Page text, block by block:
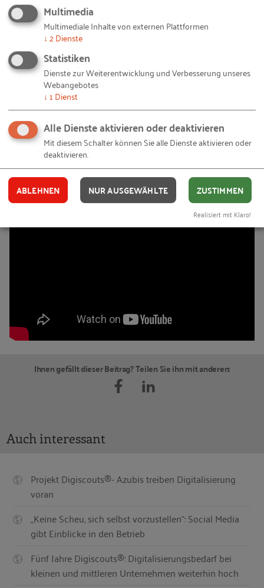
Ausbildungsqualität. Doch sehen Sie selbst, was
Herr Schäfer und der Auszubildende Marvin Ames
zu berichten haben.
Ihnen gefällt dieser Beitrag? Teilen Sie ihn mit anderen:
Auch interessant
Projekt Digiscouts®- Azubis treiben Digitalisierung
voran
„Keine Scheu, sich selbst vorzustellen“: Social Media
gibt Einblicke in den Betrieb
Fünf Jahre Digiscouts®: Digitalisierungsbedarf bei
kleinen und mittleren Unternehmen weiterhin hoch
Multimedia
Multimediale Inhalte von externen Plattformen
↓ 2Dienste
Statistiken
Dienste zur Weiterentwicklung und Verbesserung unseres
Webangebotes
↓ 1 Dienst
Alle Dienste aktivieren oder deaktivieren
Mit diesem Schalter können Sie alle Dienste aktivieren oder
deaktivieren.
ABLEHNEN NUR AUSGEWÄHLTE ZUSTIMMEN
Realisiert mit Klaro!